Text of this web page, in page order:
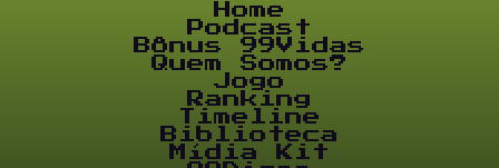
Home
Podcast
Bônus 99Vidas
Quem Somos?
Jogo
Ranking
Timeline
Biblioteca
Mídia Kit